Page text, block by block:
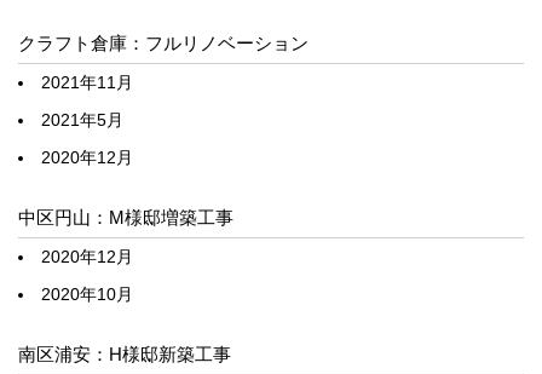
クラフト倉庫：フルリノベーション
2021年11月
2021年5月
2020年12月
中区円山：M様邸増築工事
2020年12月
2020年10月
南区浦安：H様邸新築工事